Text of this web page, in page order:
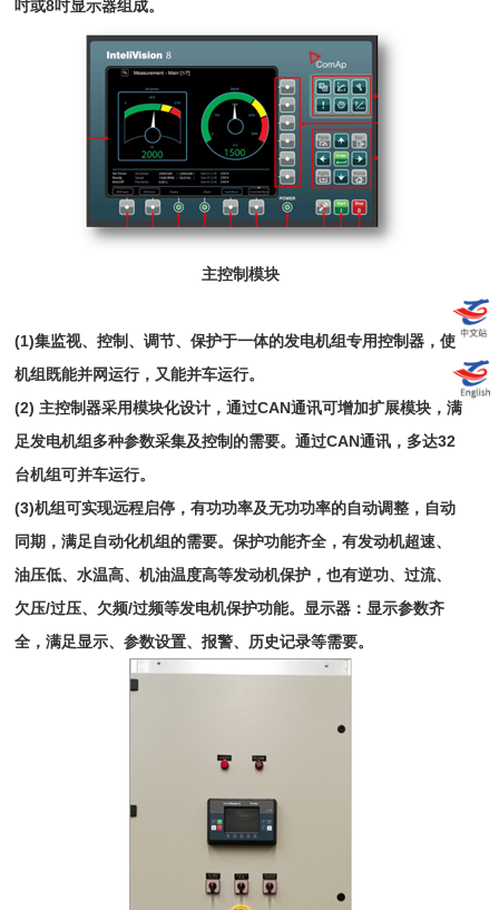
吋或8吋显示器组成。
主控制模块
(1)集监视、控制、调节、保护于一体的发电机组专用控制器，使
机组既能并网运行，又能并车运行。
(2) 主控制器采用模块化设计，通过CAN通讯可增加扩展模块，满
足发电机组多种参数采集及控制的需要。通过CAN通讯，多达32
台机组可并车运行。
(3)机组可实现远程启停，有功功率及无功功率的自动调整，自动
同期，满足自动化机组的需要。保护功能齐全，有发动机超速、
油压低、水温高、机油温度高等发动机保护，也有逆功、过流、
欠压/过压、欠频/过频等发电机保护功能。显示器：显示参数齐
全，满足显示、参数设置、报警、历史记录等需要。